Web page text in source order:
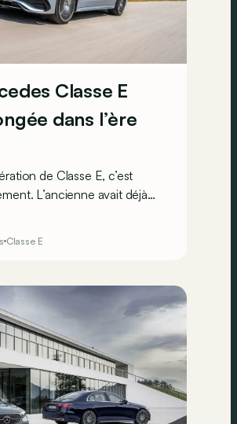
Classe E
dans l’ère
de Classe E, c’est
L’ancienne avait déjà
Classe E